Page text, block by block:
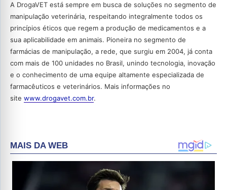
A DrogaVET está sempre em busca de soluções no segmento de
manipulação veterinária, respeitando integralmente todos os
princípios éticos que regem a produção de medicamentos e a
sua aplicabilidade em animais. Pioneira no segmento de
farmácias de manipulação, a rede, que surgiu em 2004, já conta
com mais de 100 unidades no Brasil, unindo tecnologia, inovação
e o conhecimento de uma equipe altamente especializada de
farmacêuticos e veterinários. Mais informações no
site www.drogavet.com.br.